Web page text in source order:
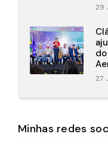
29
27
Minhas redes